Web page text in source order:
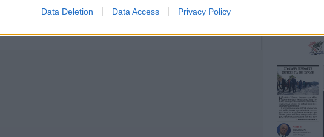
Data Deletion Data Access Privacy Policy